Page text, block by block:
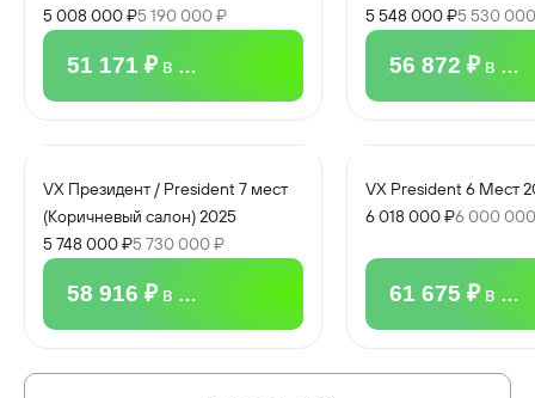
5 008 000 ₽5 190 000 ₽
51 171 ₽ в месяц
5 548 000 ₽5 530
56 872 ₽ в
VX Президент / President 7 мест
(Коричневый салон) 2025
5 748 000 ₽5 730 000 ₽
58 916 ₽ в месяц
VX President 6 Мест
6 018 000 ₽6 000
61 675 ₽ в